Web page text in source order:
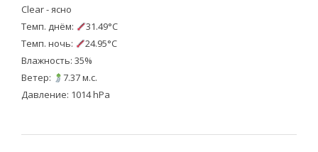
Clear - ясно
Темп. днём:
31.49°C
Темп. ночь:
24.95°C
Влажность: 35%
Ветер:
7.37 м.с.
Давление: 1014 hPa